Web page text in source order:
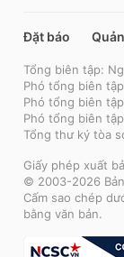
Đặt báo
Tổng biên tập:
Phó tổng biên
Phó tổng biên
Phó tổng biên
Tổng thư ký tòa
Giấy phép xuất
© 2003-2026
Cấm sao chép
bằng văn bản.